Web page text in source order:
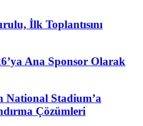
İlk Toplantısını
Ana Sponsor Olarak
National Stadium’a
Çözümleri